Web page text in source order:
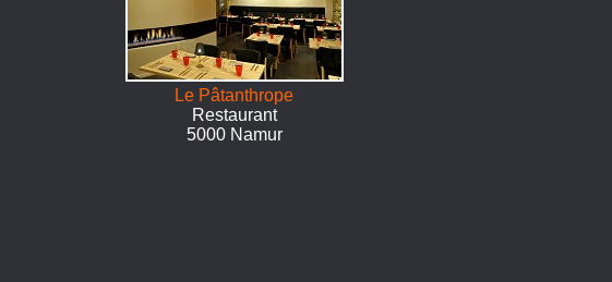
Le Pâtanthrope
Restaurant
5000 Namur